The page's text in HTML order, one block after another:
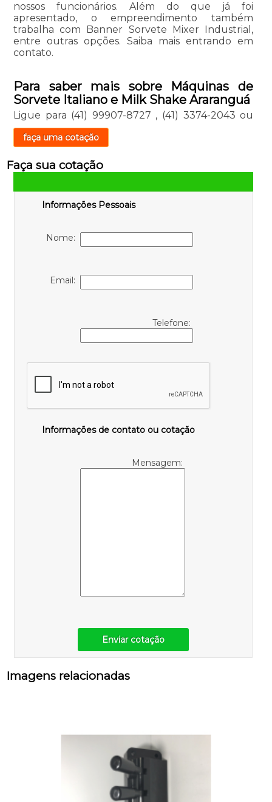
nossos funcionários. Além do que já foi
apresentado, o empreendimento também
trabalha com Banner Sorvete Mixer Industrial,
entre outras opções. Saiba mais entrando em
contato.
Para saber mais sobre Máquinas de
Sorvete Italiano e Milk Shake Araranguá
Ligue para (41) 99907-8727 , (41) 3374-2043 ou
faça uma cotação
Faça sua cotação
Informações Pessoais
Nome:
Email:
Telefone:
Informações de contato ou cotação
Mensagem:
Enviar cotação
Imagens relacionadas